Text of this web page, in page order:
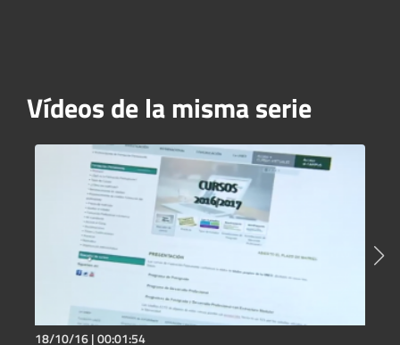
Vídeos de la misma serie
18/10/16 |00:01:54